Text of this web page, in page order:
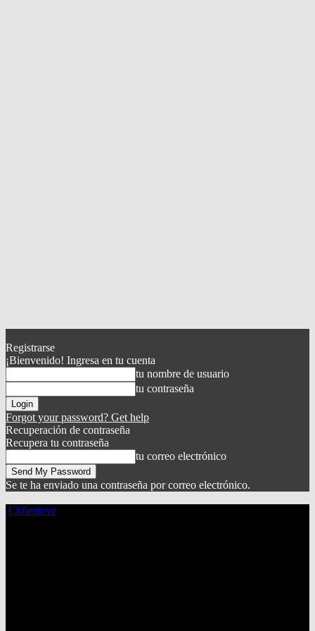
Registrarse
¡Bienvenido! Ingresa en tu cuenta
tu nombre de usuario
tu contraseña
Forgot your password? Get help
Recuperación de contraseña
Recupera tu contraseña
tu correo electrónico
Se te ha enviado una contraseña por correo electrónico.
Chilenieve